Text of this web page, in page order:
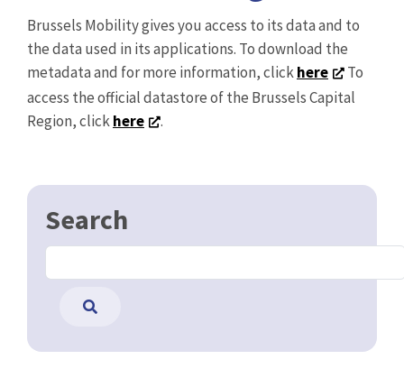
Brussels Mobility gives you access to its data and to
the data used in its applications. To download the
metadata and for more information, clickhere
To
access the official datastore of the Brussels Capital
Region, clickhere .
Search